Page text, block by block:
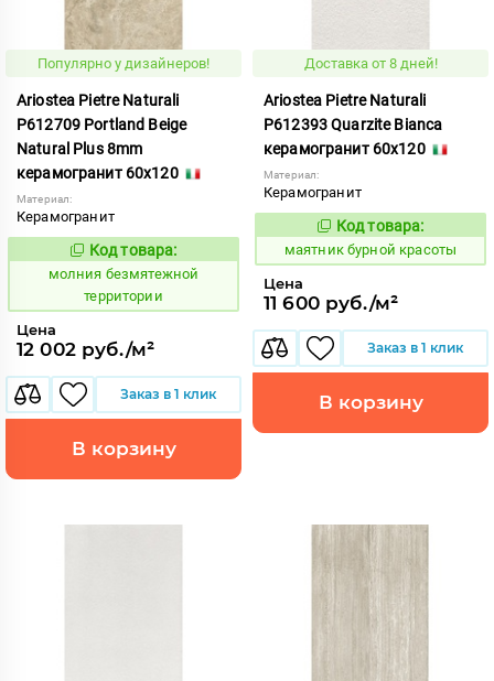
Популярно у дизайнеров!
Ariostea Pietre Naturali
P612709 Portland Beige
Natural Plus 8mm
керамогранит 60x120
Материал:
Керамогранит
1000604
Код товара:
молния безмятежной
территории
Цена
12 002 руб./м²
Заказ в 1 клик
В корзину
Доставка от 8 дней!
Ariostea Pietre Naturali
P612393 Quarzite Bianca
керамогранит 60x120
Материал:
Керамогранит
922790
Код товара:
маятник бурной красоты
Цена
11 600 руб./м²
Заказ в 1 клик
В корзину